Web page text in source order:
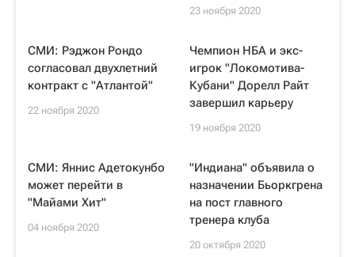
23 ноября 2020
СМИ: Рэджон Рондо
согласовал двухлетний
контракт с "Атлантой"
22 ноября 2020
Чемпион НБА и экс-
игрок "Локомотива-
Кубани" Дорелл Райт
завершил карьеру
19 ноября 2020
СМИ: Яннис Адетокунбо
может перейти в
"Майами Хит"
04 ноября 2020
"Индиана" объявила о
назначении Бьоркгрена
на пост главного
тренера клуба
20 октября 2020